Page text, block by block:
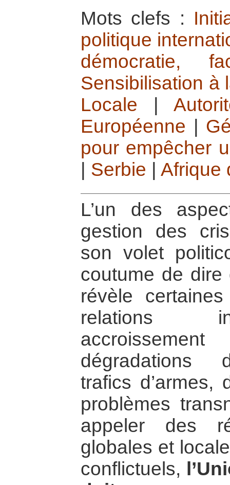
Mots clefs :
politique
démocratie,
Sensibilisation à
Locale
Européenne
pour empêcher
Serbie
Afrique
L’un des
gestion des
son volet
coutume de dire
révèle
relations
dégradations
trafics
problèmes
appeler des
globales et
conflictuels,